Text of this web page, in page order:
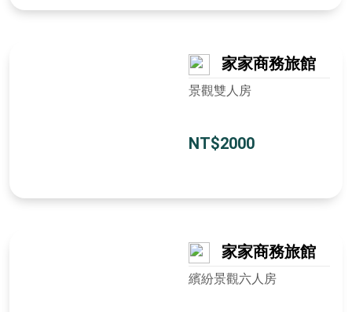
家家商務旅館
景觀雙人房
NT$2000
家家商務旅館
繽紛景觀六人房